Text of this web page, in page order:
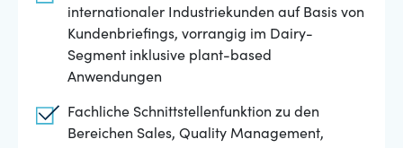
internationaler Industriekunden auf Basis von
Kundenbriefings, vorrangig im Dairy-
Segment inklusive plant-based
Anwendungen
Fachliche Schnittstellenfunktion zu den
Bereichen Sales, Quality Management,